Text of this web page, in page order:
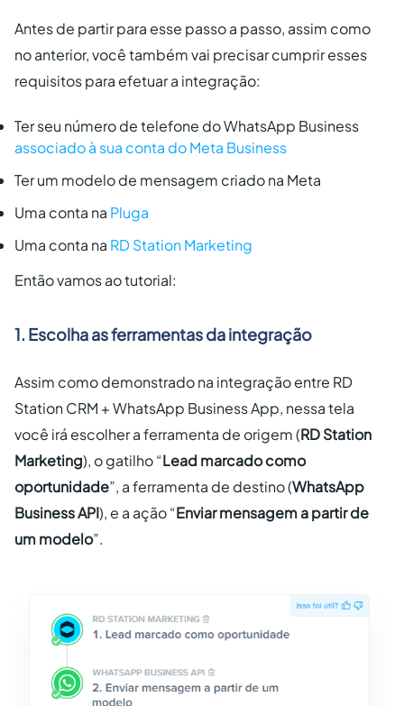
Antes de partir para esse passo a passo, assim como
no anterior, você também vai precisar cumprir esses
requisitos para efetuar a integração:
Ter seu número de telefone do WhatsApp Business
associado à sua conta do Meta Business
Ter um modelo de mensagem criado na Meta
Uma conta na Pluga
Uma conta na RD Station Marketing
Então vamos ao tutorial:
1. Escolha as ferramentas da integração
Assim como demonstrado na integração entre RD
Station CRM + WhatsApp Business App, nessa tela
você irá escolher a ferramenta de origem (RD Station
Marketing), o gatilho “Lead marcado como
oportunidade”, a ferramenta de destino (WhatsApp
Business API), e a ação “Enviar mensagem a partir de
um modelo”.